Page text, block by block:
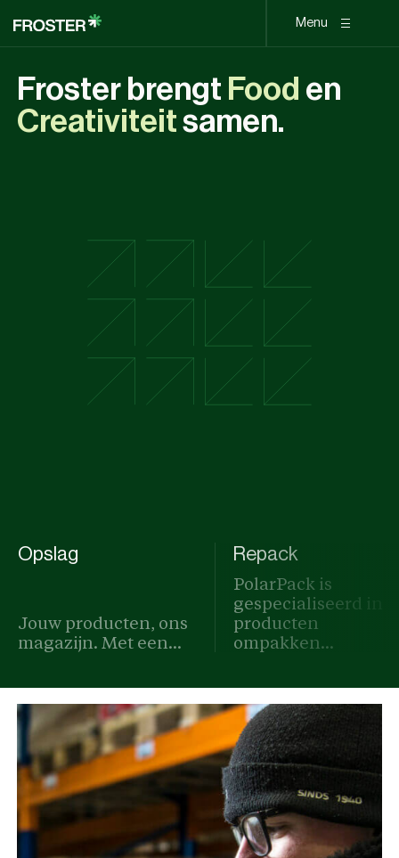
Menu
Froster brengt Food en
Creativiteitsamen.
Opslag
Jouw producten, ons
magazijn. Met een...
Repack
PolarPack is
gespecialiseerd in
producten
ompakken...